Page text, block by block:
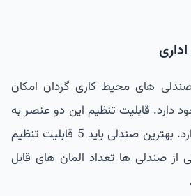
های محیط کاری گردان امکان
دارد. قابلیت تنظیم این دو عنصر به
تنهایی اهمیت زیادی ندارد. بهترین صندلی باید 5 قابلیت تنظیم
از صندلی ها تعداد المان های قابل